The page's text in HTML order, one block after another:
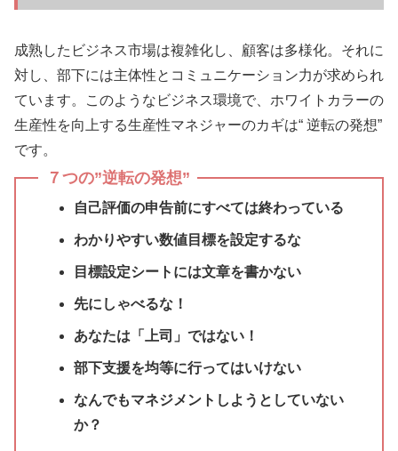
成熟したビジネス市場は複雑化し、顧客は多様化。それに
対し、部下には主体性とコミュニケーション力が求められ
ています。このようなビジネス環境で、ホワイトカラーの
生産性を向上する生産性マネジャーのカギは“ 逆転の発想”
です。
７つの”逆転の発想”
自己評価の申告前にすべては終わっている
わかりやすい数値目標を設定するな
目標設定シートには文章を書かない
先にしゃべるな！
あなたは「上司」ではない！
部下支援を均等に行ってはいけない
なんでもマネジメントしようとしていない
か？